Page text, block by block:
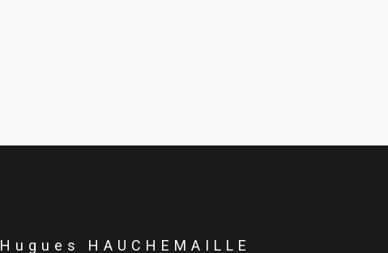
Hugues HAUCHEMAILLE